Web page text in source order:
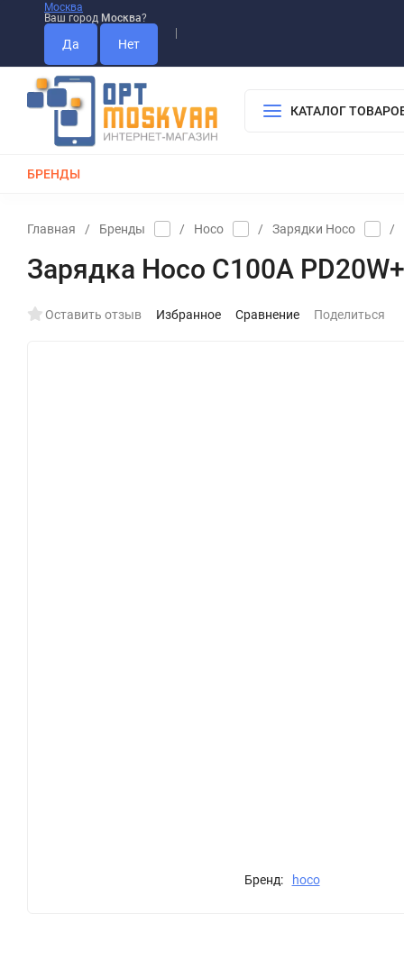
Москва
Ваш город Москва?
КАТАЛОГ
БРЕНДЫ
Главная / Бренды / Hoco / Зарядки Hoco /
Зарядка Hoco C100A
Оставить отзыв Избранное Сравнение Поделиться
Бренд: hoco